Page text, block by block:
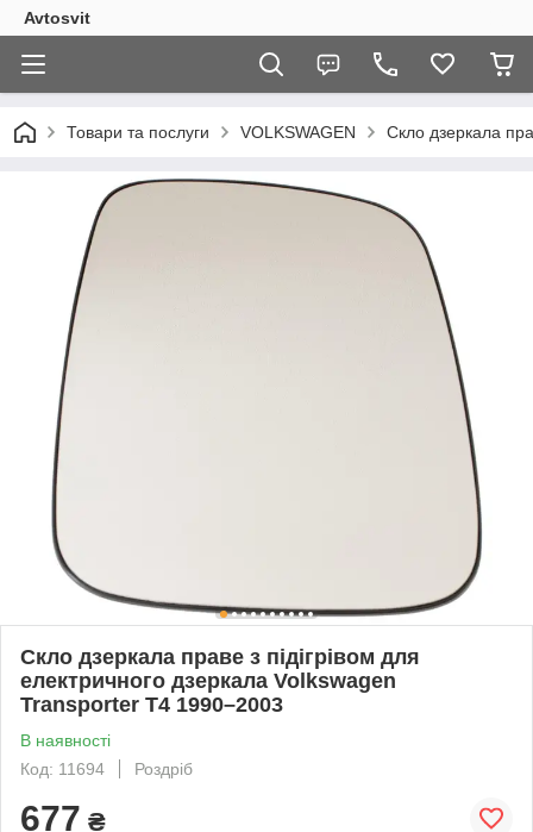
Avtosvit
Товари та послуги VOLKSWAGEN Скло дзеркала
Скло дзеркала праве з підігрівом для
електричного дзеркала Volkswagen
Transporter T4 1990–2003
В наявності
Код: 11694
Роздріб
677 ₴